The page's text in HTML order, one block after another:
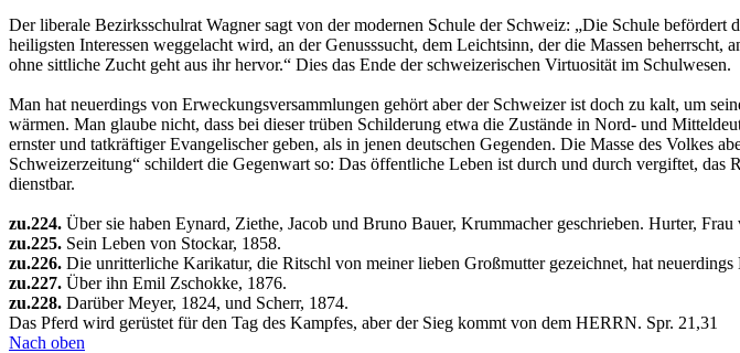
Der liberale Bezirksschulrat Wagner sagt von der modernen Schule der Schweiz: „Die Schule
heiligsten Interessen weggelacht wird, an der Genusssucht, dem Leichtsinn, der die Massen
ohne sittliche Zucht geht aus ihr hervor.“ Dies das Ende der schweizerischen Virtuosität im Schulwesen.
Man hat neuerdings von Erweckungsversammlungen gehört aber der Schweizer ist doch zu kalt, um
wärmen. Man glaube nicht, dass bei dieser trüben Schilderung etwa die Zustände in Nord- und
ernster und tatkräftiger Evangelischer geben, als in jenen deutschen Gegenden. Die Masse des
Schweizerzeitung“ schildert die Gegenwart so: Das öffentliche Leben ist durch und durch vergiftet,
dienstbar.
zu.224. Über sie haben Eynard, Ziethe, Jacob und Bruno Bauer, Krummacher geschrieben. Hurter,
zu.225. Sein Leben von Stockar, 1858.
zu.226. Die unritterliche Karikatur, die Ritschl von meiner lieben Großmutter gezeichnet, hat neuerdings
zu.227. Über ihn Emil Zschokke, 1876.
zu.228. Darüber Meyer, 1824, und Scherr, 1874.
Das Pferd wird gerüstet für den Tag des Kampfes, aber der Sieg kommt von dem HERRN. Spr. 21,31
Nach oben